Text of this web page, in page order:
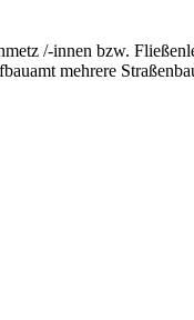
/-innen bzw.
mehrere